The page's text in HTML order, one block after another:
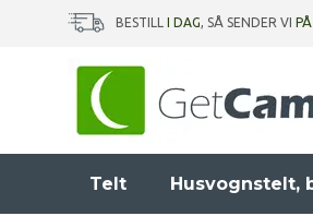
BESTILL I DAG, SÅ SENDER VI
Telt Husvognstelt,